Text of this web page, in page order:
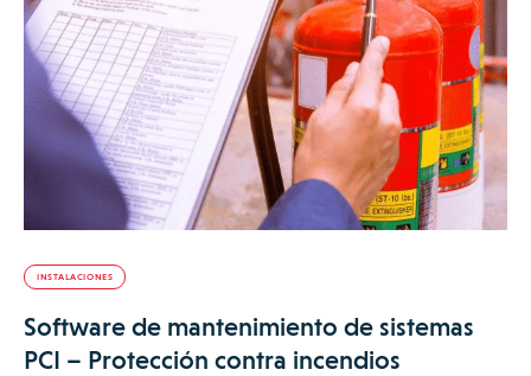
INSTALACIONES
Software de mantenimiento de sistemas
PCI – Protección contra incendios